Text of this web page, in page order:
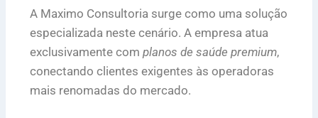
A Maximo Consultoria surge como uma solução
especializada neste cenário. A empresa atua
exclusivamente com planos de saúde premium,
conectando clientes exigentes às operadoras
mais renomadas do mercado.